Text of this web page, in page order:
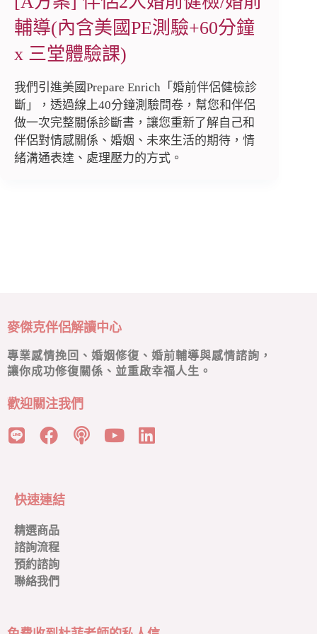
輔導(內含美國PE測驗+60分鐘
x 三堂體驗課)
我們引進美國Prepare Enrich「婚前伴侶健檢診
斷」，透過線上40分鐘測驗問卷，幫您和伴侶
做一次完整關係診斷書，讓您重新了解自己和
伴侶對情感關係、婚姻、未來生活的期待，情
緒溝通表達、處理壓力的方式。
麥傑克伴侶解讀中心
專業感情挽回、婚姻修復、婚前輔導與感情諮詢，
讓你成功修復關係、並重啟幸福人生。
歡迎關注我們
快速連結
精選商品
諮詢流程
預約諮詢
聯絡我們